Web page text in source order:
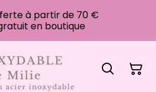
à partir de 70 €
en boutique